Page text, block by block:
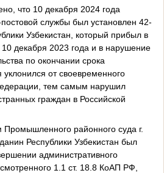
что 10 декабря 2024 года
службы был установлен 42-
Узбекистан, который прибыл в
декабря 2023 года и в нарушение
по окончании срока
от своевременного
тем самым нарушил
граждан в Российской
Промышленного районного суда г.
Республики Узбекистан был
административного
1.1 ст. 18.8 КоАП РФ,